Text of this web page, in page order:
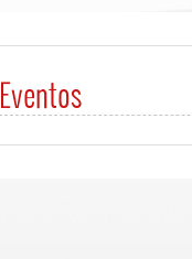
Eventos